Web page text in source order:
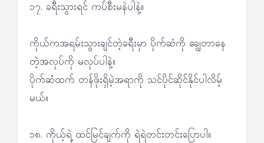
၁၇. ခရီးသွားရင် ကပ်စီးမနဲပါနဲ့။
ကိုယ်ကအရမ်းသွားချင်တဲ့ခရီးမှာ ပိုက်ဆံကို ချွေတာနေ
တဲ့အလုပ်ကို မလုပ်ပါနဲ့။
ပိုက်ဆံထက် တန်ဖိုးရှိမဲ့အရာကို သင်ပိုင်ဆိုင်နိုင်ပါလိမ့်
မယ်။
၁၈. ကိုယ့်ရဲ့ ထင်မြင်ချက်ကို ရဲရဲတင်းတင်းပြောပါ။